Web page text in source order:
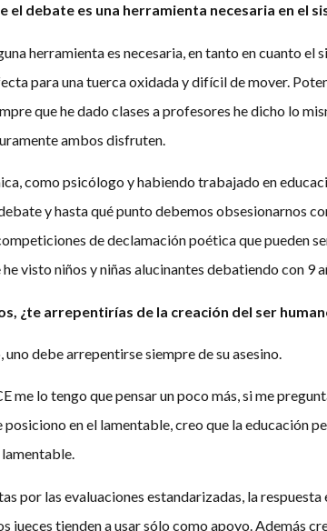
el debate es una herramienta necesaria en el
herramienta es necesaria, en tanto en cuanto
para una tuerca oxidada y difícil de mover.
que he dado clases a profesores he dicho lo
ambos disfruten.
como psicólogo y habiendo trabajado en
y hasta qué punto debemos obsesionarnos
de declamación poética que pueden
visto niños y niñas alucinantes debatiendo con 9
¿te arrepentirías de la creación del ser
uno debe arrepentirse siempre de su asesino.
me lo tengo que pensar un poco más, si me
posiciono en el lamentable, creo que la educación
por las evaluaciones estandarizadas, la
jueces tienden a usar sólo como apoyo. Además